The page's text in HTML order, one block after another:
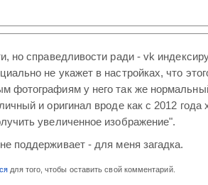
но справедливости ради - vk
не укажет в настройках, что
фотографиям у него так же
и оригинал вроде как с 2012 года
увеличенное изображение".
поддерживает - для меня загадка.
для того, чтобы оставить свой комментарий.